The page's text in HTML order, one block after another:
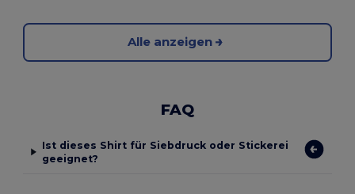
Alle anzeigen
FAQ
Ist dieses Shirt für Siebdruck oder Stickerei
geeignet?